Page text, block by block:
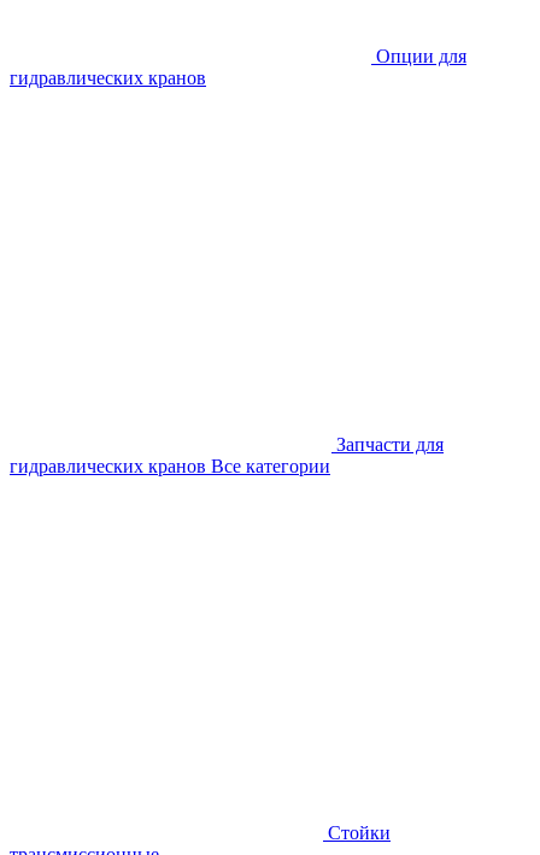
Опции для
гидравлических кранов
Запчасти для
гидравлических кранов Все категории
Стойки